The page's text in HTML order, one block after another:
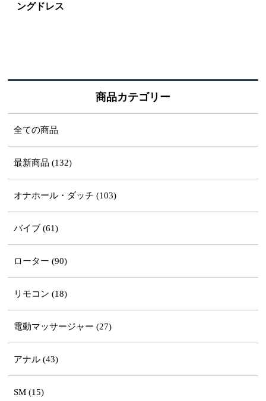
ングドレス
商品カテゴリー
全ての商品
最新商品 (132)
オナホール・ダッチ (103)
バイブ (61)
ローター (90)
リモコン (18)
電動マッサージャー (27)
アナル (43)
SM (15)